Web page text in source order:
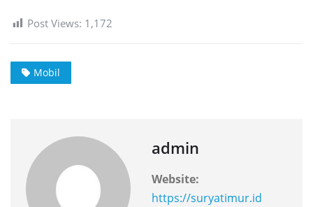
Post Views: 1,172
Mobil
admin
Website:
https://suryatimur.id